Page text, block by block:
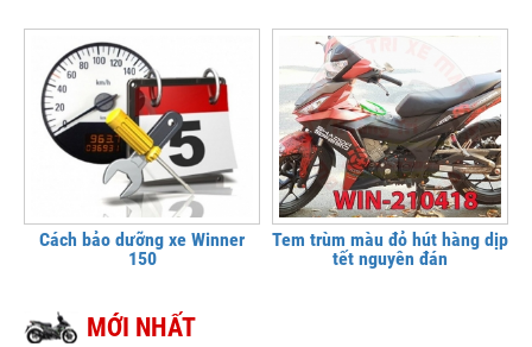
Cách bảo dưỡng xe Winner
150
Tem trùm màu đỏ hút hàng dịp
tết nguyên đán
MỚI NHẤT